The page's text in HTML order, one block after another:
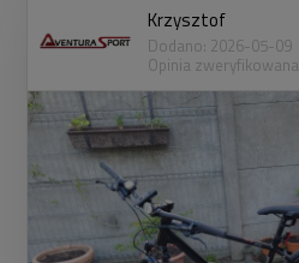
Krzysztof
Dodano: 2026-05-09
Opinia zweryfikowana